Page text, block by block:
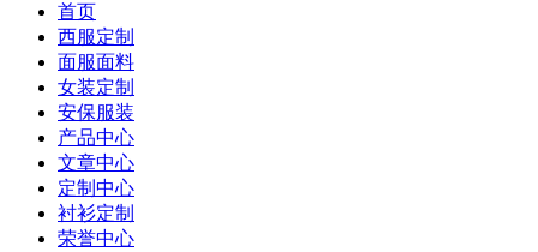
首页
西服定制
面服面料
女装定制
安保服装
产品中心
文章中心
定制中心
衬衫定制
荣誉中心